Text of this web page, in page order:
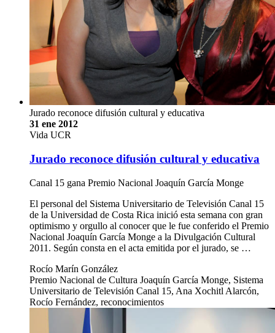
Jurado reconoce difusión cultural y educativa
31 ene 2012
Vida UCR
Jurado reconoce difusión cultural y educativa
Canal 15 gana Premio Nacional Joaquín García Monge
El personal del Sistema Universitario de Televisión Canal 15
de la Universidad de Costa Rica inició esta semana con gran
optimismo y orgullo al conocer que le fue conferido el Premio
Nacional Joaquín García Monge a la Divulgación Cultural
2011. Según consta en el acta emitida por el jurado, se …
Rocío Marín González
Premio Nacional de Cultura Joaquín García Monge, Sistema
Universitario de Televisión Canal 15, Ana Xochitl Alarcón,
Rocío Fernández, reconocimientos